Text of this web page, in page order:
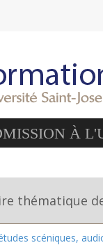
À
thématique
scéniques,